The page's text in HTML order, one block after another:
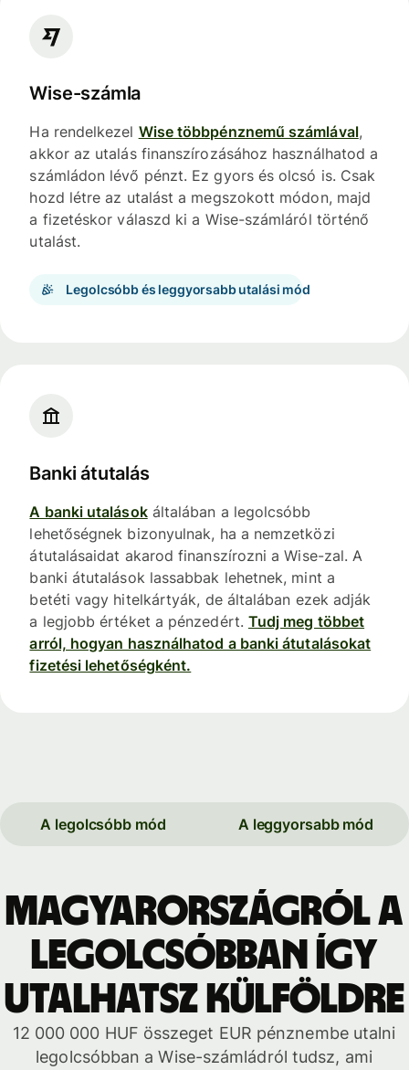
Wise-számla
Ha rendelkezel Wise többpénznemű számlával,
akkor az utalás finanszírozásához használhatod a
számládon lévő pénzt. Ez gyors és olcsó is. Csak
hozd létre az utalást a megszokott módon, majd
a fizetéskor válaszd ki a Wise-számláról történő
utalást.
Legolcsóbb és leggyorsabb utalási mód
Banki átutalás
A banki utalásokáltalában a legolcsóbb
lehetőségnek bizonyulnak, ha a nemzetközi
átutalásaidat akarod finanszírozni a Wise-zal. A
banki átutalások lassabbak lehetnek, mint a
betéti vagy hitelkártyák, de általában ezek adják
a legjobb értéket a pénzedért. Tudj meg többet
arról, hogyan használhatod a banki átutalásokat
fizetési lehetőségként.
A legolcsóbb mód A leggyorsabb mód
Magyarországról a
legolcsóbban így
utalhatsz külföldre
12 000 000 HUF összeget EUR pénznembe utalni
legolcsóbban a Wise-számládról tudsz, ami